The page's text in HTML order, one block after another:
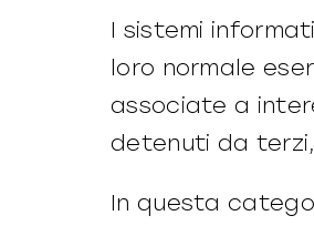
I sistemi
loro normale
associate a
detenuti da
In questa